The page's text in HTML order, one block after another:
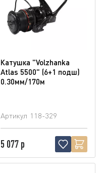
Катушка "Volzhanka
Atlas 5500" (6+1 подш)
0.30мм/170м
Артикул 118-329
5 077 р